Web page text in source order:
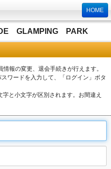
HOME
GLAMPING PARK
報の変更、退会手続きが行えます。
ワードを入力して、「ログイン」ボタ
と小文字が区別されます。お間違え